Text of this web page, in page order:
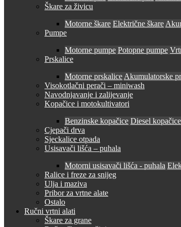
Škare za živicu
Motorne škare Električne škare
Pumpe
Motorne pumpe Potopne pumpe
Prskalice
Motorne prskalice Akumulatorske
Visokotlačni perači – miniwash
Navodnjavanje i zalijevanje
Kopačice i motokultivatori
Benzinske kopačice Diesel kopačice
Cjepači drva
Sjeckalice otpada
Usisavači lišća – puhala
Motorni usisavači lišća - puhala
Ralice i freze za snijeg
Ulja i maziva
Pribor za vrtne alate
Ostalo
Ručni vrtni alati
Škare za grane